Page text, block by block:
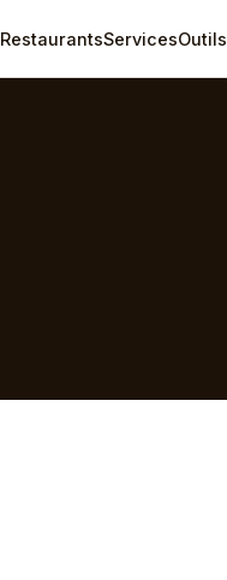
RestaurantsServicesOutils